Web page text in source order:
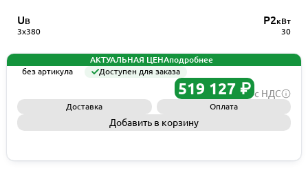
UВ
3x380
P2кВт
30
АКТУАЛЬНАЯ ЦЕНАподробнее
без артикула
Доступен для заказа
519 127 ₽ с НДС
Доставка Оплата
Добавить в корзину